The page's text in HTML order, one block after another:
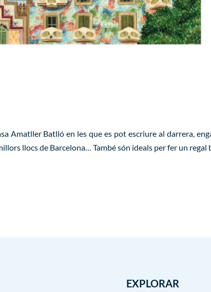
Amatller Batlló en les que es pot escriure al darrera,
llocs de Barcelona… També són ideals per fer un
EXPLORAR